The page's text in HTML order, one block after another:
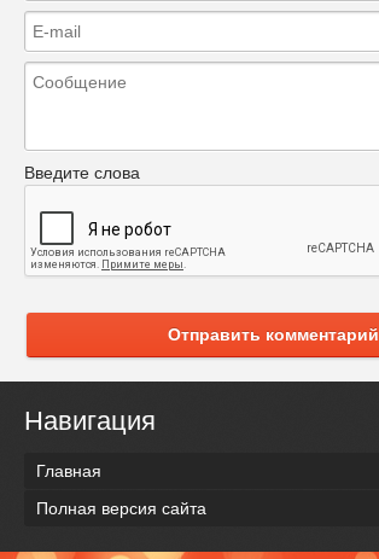
Введите слова
Отправить комментарий
Навигация
Главная
Полная версия сайта